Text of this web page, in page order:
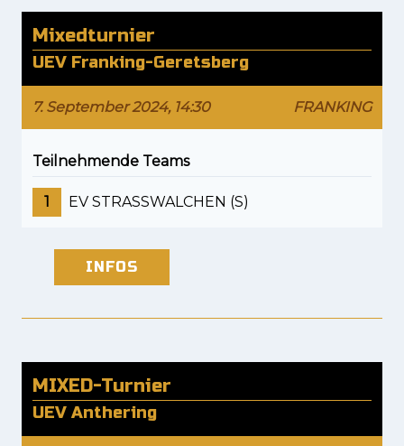
Mixedturnier
UEV Franking-Geretsberg
7. September 2024, 14:30 FRANKING
Teilnehmende Teams
1 EV STRASSWALCHEN (S)
INFOS
MIXED-Turnier
UEV Anthering